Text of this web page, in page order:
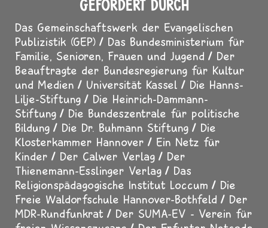
GEFÖRDERT DURCH
Das Gemeinschaftswerk der Evangelischen
Publizistik (GEP)
Das Bundesministerium für
Familie, Senioren, Frauen und Jugend
Der
Beauftragte der Bundesregierung für Kultur
und Medien
Universität Kassel
Die Hanns-
Lilje-Stiftung
Die Heinrich-Dammann-
Stiftung
Die Bundeszentrale für politische
Bildung
Die Dr. Buhmann Stiftung
Die
Klosterkammer Hannover
Ein Netz für
Kinder
Der Calwer Verlag
Der
Thienemann-Esslinger Verlag
Das
Religionspädagogische Institut Loccum
Die
Freie Waldorfschule Hannover-Bothfeld
Der
MDR-Rundfunkrat
Der SUMA-EV - Verein für